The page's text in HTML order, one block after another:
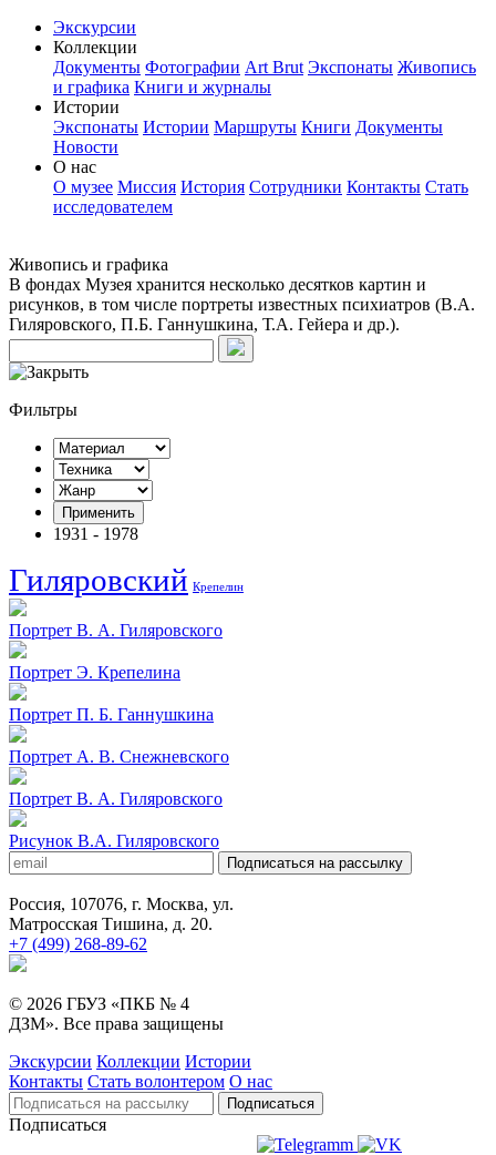
Экскурсии
Коллекции
Документы Фотографии Art Brut Экспонаты Живопись
и графика Книги и журналы
Истории
Экспонаты Истории Маршруты Книги Документы
Новости
O нас
О музее Миссия История Сотрудники Контакты Стать
исследователем
Живопись и графика
В фондах Музея хранится несколько десятков картин и
рисунков, в том числе портреты известных психиатров (В.А.
Гиляровского, П.Б. Ганнушкина, Т.А. Гейера и др.).
Фильтры
1931 - 1978
Гиляровский Крепелин
Портрет В. А. Гиляровского
Портрет Э. Крепелина
Портрет П. Б. Ганнушкина
Портрет А. В. Снежневского
Портрет В. А. Гиляровского
Рисунок В.А. Гиляровского
Подписаться на рассылку
Россия, 107076, г. Москва, ул.
Матросская Тишина, д. 20.
+7 (499) 268-89-62
© 2026 ГБУЗ «ПКБ № 4
ДЗМ». Все права защищены
Экскурсии Коллекции Истории
Контакты Стать волонтером О нас
Подписаться
Подписаться